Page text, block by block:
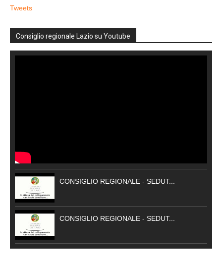
Tweets
Consiglio regionale Lazio su Youtube
CONSIGLIO REGIONALE - SEDUT...
CONSIGLIO REGIONALE - SEDUT...